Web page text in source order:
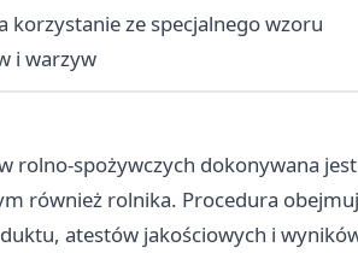
korzystanie ze specjalnego wzoru
i warzyw
rolno-spożywczych dokonywana
również rolnika. Procedura
atestów jakościowych i